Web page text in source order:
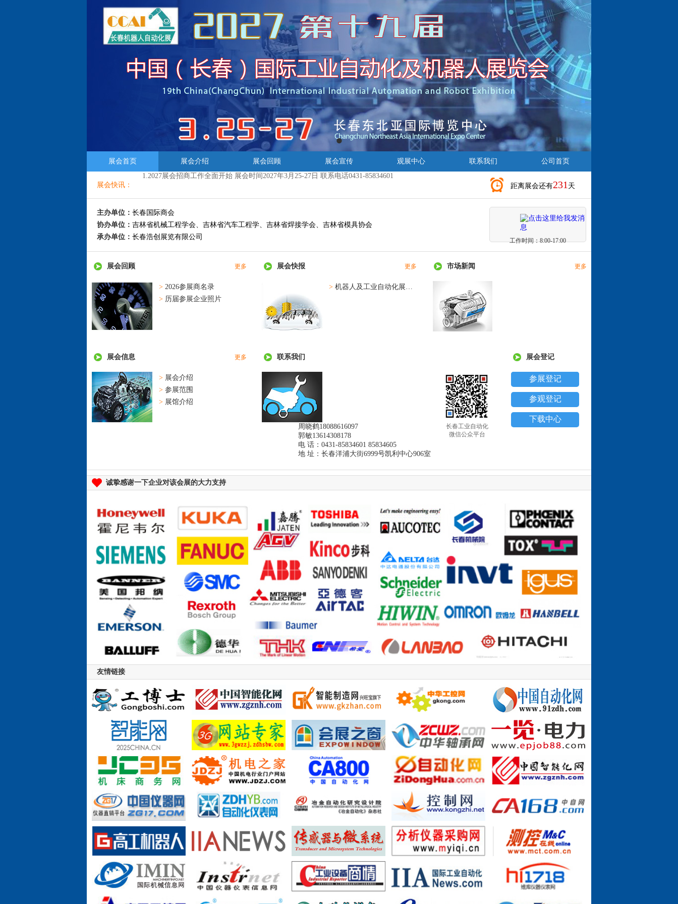
展会首页 展会介绍 展会回顾 展会宣传 观展中心 联系我们 公司首页
展会快讯：
1.2027展会招商工作全面开始 展会时间2027年3月25-27日 联系电话0431-85834601
1.2027展会招商工作全面开始 展会时间2027年3月25-27日 联系电话0431-85834601
距离展会还有231 天
主办单位： 长春国际商会
协办单位： 吉林省机械工程学会、吉林省汽车工程学、吉林省焊接学会、吉林省模具协会
承办单位： 长春浩创展览有限公司 工作时间：8:00-17:00
展会回顾 更多
> 2026参展商名录
> 历届参展企业照片
展会快报 更多
> 机器人及工业自动化展位图
市场新闻 更多
展会信息 更多
> 展会介绍
> 参展范围
> 展馆介绍
联系我们
周晓鹤18088616097
郭敏13614308178
电 话：0431-85834601 85834605
地 址：长春洋浦大街6999号凯利中心906室
长春工业自动化
微信公众平台
展会登记
参展登记
参观登记
下载中心
诚挚感谢一下企业对该会展的大力支持
友情链接